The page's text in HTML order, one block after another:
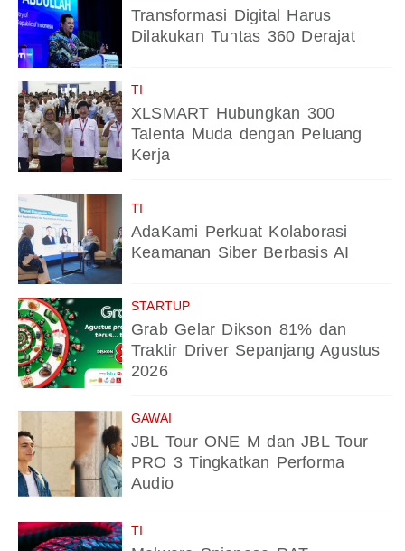
Transformasi Digital Harus
Dilakukan Tuntas 360 Derajat
TI
XLSMART Hubungkan 300
Talenta Muda dengan Peluang
Kerja
TI
AdaKami Perkuat Kolaborasi
Keamanan Siber Berbasis AI
STARTUP
Grab Gelar Dikson 81% dan
Traktir Driver Sepanjang Agustus
2026
GAWAI
JBL Tour ONE M dan JBL Tour
PRO 3 Tingkatkan Performa
Audio
TI